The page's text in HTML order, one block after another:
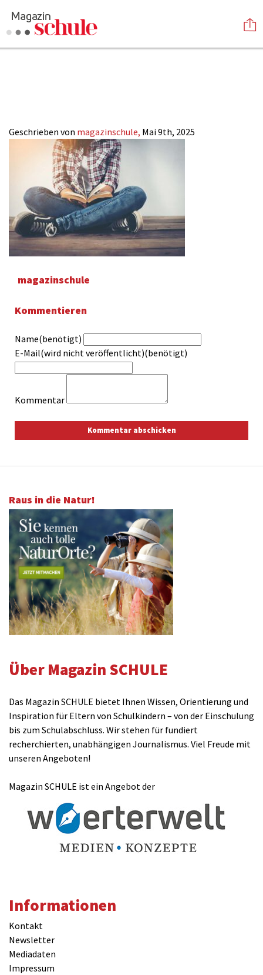
Mediadaten
Impressum
Anmelden
Geschrieben von magazinschule, Mai 9th, 2025
magazinschule
Kommentieren
Name(benötigt)
E-Mail(wird nicht veröffentlicht)(benötigt)
Kommentar
Raus in die Natur!
Über Magazin SCHULE
Das Magazin SCHULE bietet Ihnen Wissen, Orientierung und
Inspiration für Eltern von Schulkindern – von der Einschulung
bis zum Schulabschluss. Wir stehen für fundiert
recherchierten, unabhängigen Journalismus. Viel Freude mit
unseren Angeboten!
Magazin SCHULE ist ein Angebot der
Informationen
Kontakt
Newsletter
Mediadaten
Impressum